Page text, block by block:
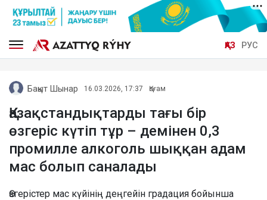
ҚАЗ РУС
Бақыт Шынар 16.03.2026, 17:37 Қоғам
Қазақстандықтарды тағы бір
өзгеріс күтіп тұр – демінен 0,3
промилле алкоголь шыққан адам
мас болып саналады
Өзгерістер мас күйінің деңгейін градация бойынша